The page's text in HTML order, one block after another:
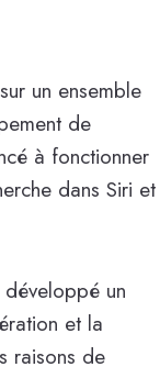
un ensemble
de
à fonctionner
dans Siri et
un
et la
raisons de